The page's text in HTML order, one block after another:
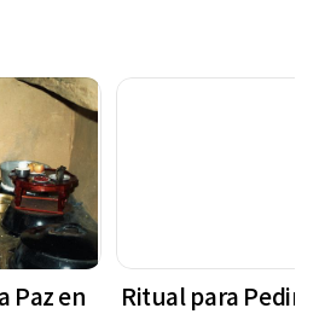
Paz en
Ritual para Pedir